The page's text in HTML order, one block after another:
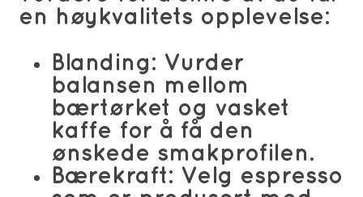
en høykvalitets opplevelse:
Blanding: Vurder
balansen mellom
bærtørket og vasket
kaffe for å få den
ønskede smakprofilen.
Bærekraft: Velg espresso